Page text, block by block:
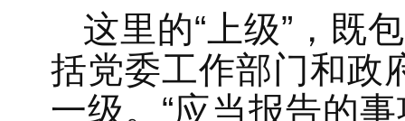
这里的“上级”，既
括党委工作部门和政
一级。“应当报告的